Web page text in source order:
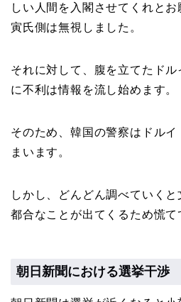
しい人間を入閣させてくれと
寅氏側は無視しました。
それに対して、腹を立てたド
に不利は情報を流し始めます。
そのため、韓国の警察はドル
まいます。
しかし、どんどん調べていく
都合なことが出てくるため慌て
朝日新聞における選挙干渉